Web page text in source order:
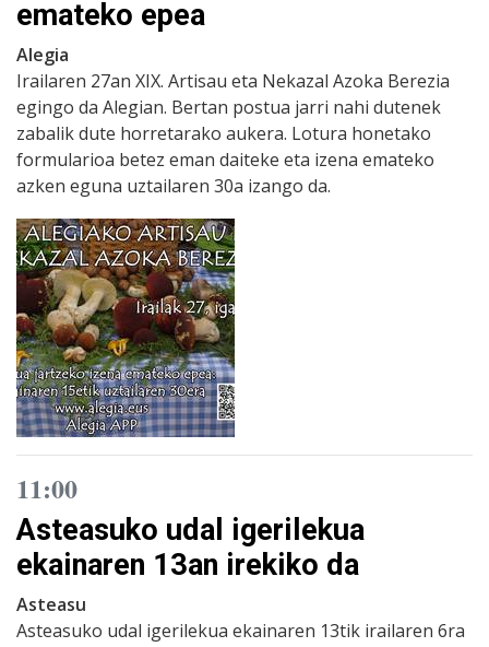
emateko epea
Alegia
Irailaren 27an XIX. Artisau eta Nekazal Azoka Berezia
egingo da Alegian. Bertan postua jarri nahi dutenek
zabalik dute horretarako aukera. Lotura honetako
formularioa betez eman daiteke eta izena emateko
azken eguna uztailaren 30a izango da.
11:00
Asteasuko udal igerilekua
ekainaren 13an irekiko da
Asteasu
Asteasuko udal igerilekua ekainaren 13tik irailaren 6ra